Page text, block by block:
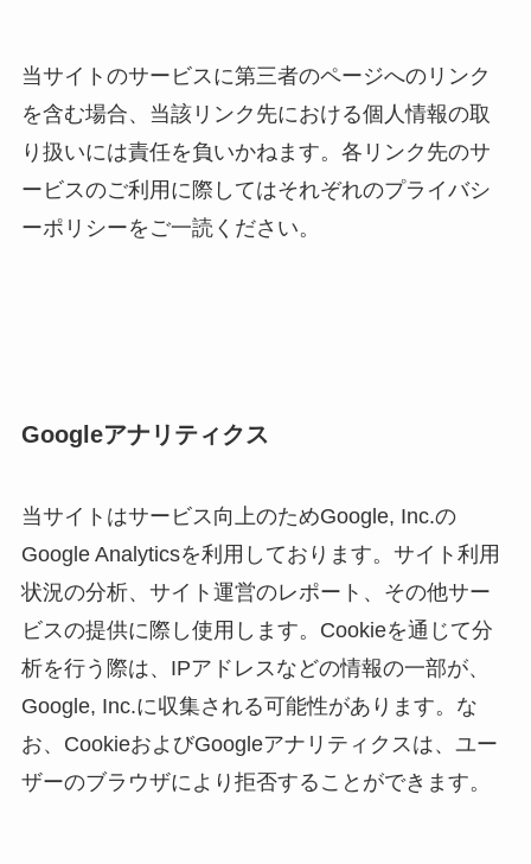
当サイトのサービスに第三者のページへのリンク
を含む場合、当該リンク先における個人情報の取
り扱いには責任を負いかねます。各リンク先のサ
ービスのご利用に際してはそれぞれのプライバシ
ーポリシーをご一読ください。
Googleアナリティクス
当サイトはサービス向上のためGoogle, Inc.の
Google Analyticsを利用しております。サイト利用
状況の分析、サイト運営のレポート、その他サー
ビスの提供に際し使用します。Cookieを通じて分
析を行う際は、IPアドレスなどの情報の一部が、
Google, Inc.に収集される可能性があります。な
お、CookieおよびGoogleアナリティクスは、ユー
ザーのブラウザにより拒否することができます。